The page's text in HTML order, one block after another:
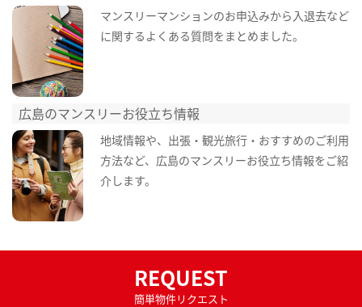
マンスリーマンションのお申込みから入退去など
に関するよくある質問をまとめました。
広島のマンスリーお役立ち情報
地域情報や、出張・観光旅行・おすすめのご利用
方法など、広島のマンスリーお役立ち情報をご紹
介します。
REQUEST
簡単物件リクエスト